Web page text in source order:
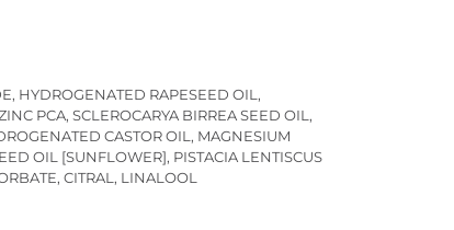
HYDROGENATED RAPESEED OIL,
PCA, SCLEROCARYA BIRREA SEED OIL,
CASTOR OIL, MAGNESIUM
OIL [SUNFLOWER], PISTACIA LENTISCUS
CITRAL, LINALOOL